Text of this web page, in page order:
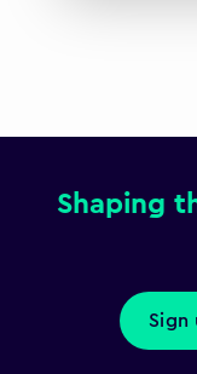
Shaping
Sign